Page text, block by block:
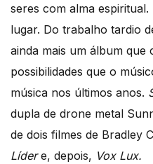
seres com alma
lugar. Do trabalho tardio
ainda mais um álbum
possibilidades que o
música nos últimos anos.
dupla de drone metal
de dois filmes de Bradley
Lídere, depois, Vox Lux.